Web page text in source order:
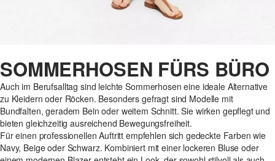
SOMMERHOSEN FÜRS BÜRO
Auch im Berufsalltag sind leichte Sommerhosen eine ideale Alternative
zu Kleidern oder Röcken. Besonders gefragt sind Modelle mit
Bundfalten, geradem Bein oder weitem Schnitt. Sie wirken gepflegt und
bieten gleichzeitig ausreichend Bewegungsfreiheit.
Für einen professionellen Auftritt empfehlen sich gedeckte Farben wie
Navy, Beige oder Schwarz. Kombiniert mit einer lockeren Bluse oder